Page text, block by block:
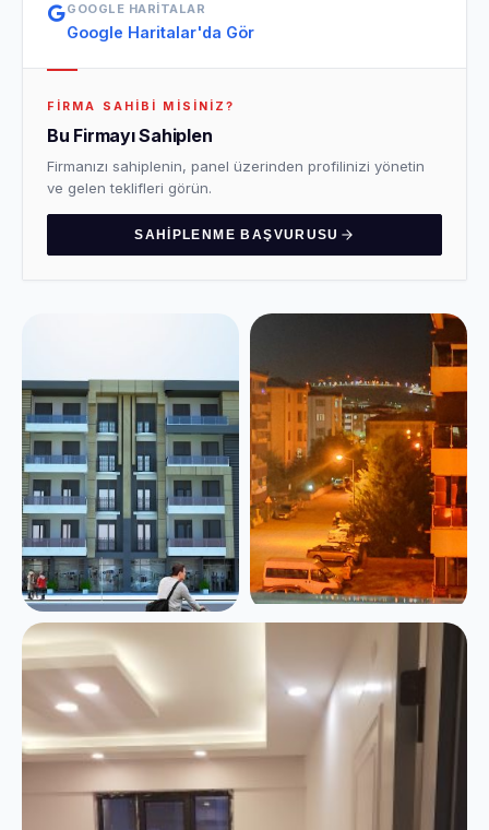
GOOGLE HARITALAR
Google Haritalar'da Gör
FIRMA SAHIBI MISINIZ?
Bu Firmayı Sahiplen
Firmanızı sahiplenin, panel üzerinden profilinizi yönetin
ve gelen teklifleri görün.
SAHIPLENME BAŞVURUSU